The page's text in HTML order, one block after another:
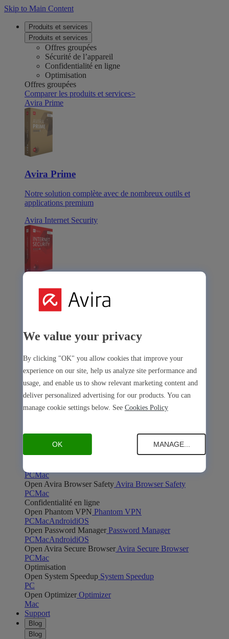
Skip to Main Content
Produits et services
Produits et services
Offres groupées
Sécurité de l’appareil
Confidentialité en ligne
Optimisation
Offres groupées
Comparer les produits et services>
Avira Prime
Avira Prime
Notre solution complète avec de nombreux outils et
applications premium
Avira Internet Security
Avira Internet Security
Notre solution 3-en-1 avec de nombreux outils premium
Free Security
Open Software Updater
Software Updater
PC
PCMac
Open Avira Browser Safety Avira Browser Safety
PCMac
Confidentialité en ligne
Open Phantom VPN Phantom VPN
PCMacAndroidiOS
Open Password Manager Password Manager
PCMacAndroidiOS
Open Avira Secure Browser Avira Secure Browser
PCMac
Optimisation
Open System Speedup System Speedup
PC
Open Optimizer Optimizer
Mac
Support
Blog
Blog
We value your privacy
By clicking "OK" you allow cookies that improve your
experience on our site, help us analyze site performance and
usage, and enable us to show relevant marketing content and
deliver personalized advertising for our products. You can
manage cookie settings below. See Cookies Policy
OK MANAGE...